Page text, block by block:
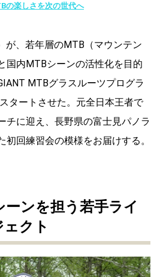
の楽しさを次の世代へ
が、若年層のMTB（マウンテン
国内MTBシーンの活性化を目的
MTBグラスルーツプログラ
タートさせた。元全日本王者で
チに迎え、長野県の富士見パノラ
初回練習会の模様をお届けする。
ンを担う若手ライ
クト